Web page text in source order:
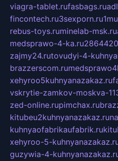
viagra-tablet.rufasbags.ru
fincontech.ru3sexporn.ru
rebus-toys.ruminelab-msk.ru
medsprawo-4-ka.ru
zajmy24.rutovudyi-4-
brazzerscom.ru
xehyroo5kuhnyanazakaz.ru
vskrytie-zamkov-moskva-
zed-online.rupimchax.ru
kitubeu2kuhnyanazakaz.ru
kuhnyaofabrikaufabrik.ru
xehyroo-5-
guzywia-4-